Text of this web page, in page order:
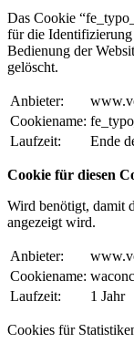
Das Cookie
für die Identifizierung
Bedienung der
gelöscht.
Anbieter:
Cookiename:
Laufzeit:
Ende
Cookie für diesen
Wird benötigt, damit
angezeigt wird.
Anbieter:
Cookiename:
Laufzeit:
1 Jahr
Cookies für